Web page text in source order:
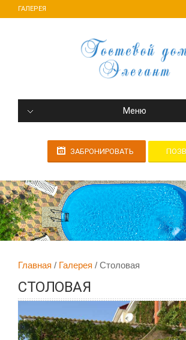
ГАЛЕРЕЯ
Меню
ЗАБРОНИРОВАТЬ
Главная Галерея Столовая
СТОЛОВАЯ